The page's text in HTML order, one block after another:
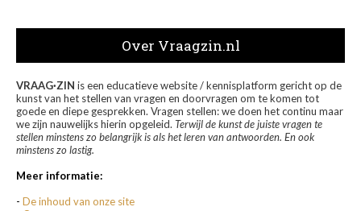
Over Vraagzin.nl
VRAAG·ZIN is een educatieve website / kennisplatform gericht op de
kunst van het stellen van vragen en doorvragen om te komen tot
goede en diepe gesprekken. Vragen stellen: we doen het continu maar
we zijn nauwelijks hierin opgeleid. Terwijl de kunst de juiste vragen te
stellen minstens zo belangrijk is als het leren van antwoorden. En ook
minstens zo lastig.
Meer informatie:
- De inhoud van onze site